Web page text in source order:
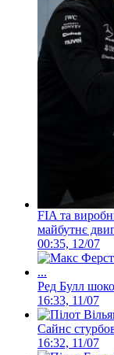
FIA та
майбутнє
00:35, 12/07
Ред Булл
16:33, 11/07
Сайнс
16:32, 11/07